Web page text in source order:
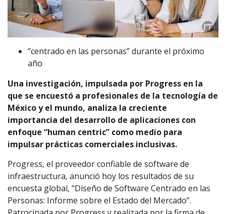
“centrado en las personas” durante el próximo
año
Una investigación, impulsada por Progress en la
que se encuestó a profesionales de la tecnología de
México y el mundo, analiza la creciente
importancia del desarrollo de aplicaciones con
enfoque “human centric” como medio para
impulsar prácticas comerciales inclusivas.
Progress, el proveedor confiable de software de
infraestructura, anunció hoy los resultados de su
encuesta global, “Diseño de Software Centrado en las
Personas: Informe sobre el Estado del Mercado”.